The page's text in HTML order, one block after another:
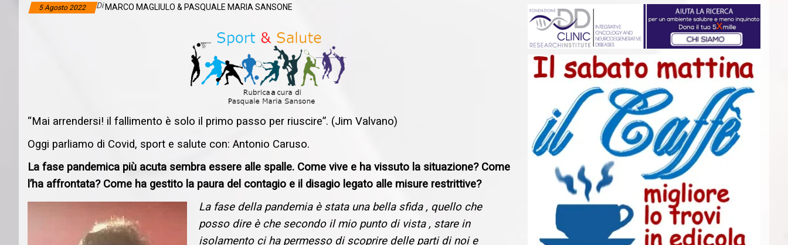
5 Agosto 2022 Di MARCO MAGLIULO & PASQUALE MARIA SANSONE
“Mai arrendersi! il fallimento è solo il primo passo per riuscire”. (Jim Valvano)
Oggi parliamo di Covid, sport e salute con: Antonio Caruso.
La fase pandemica più acuta sembra essere alle spalle. Come vive e ha vissuto la situazione? Come
l’ha affrontata? Come ha gestito la paura del contagio e il disagio legato alle misure restrittive?
La fase della pandemia è stata una bella sfida , quello che
posso dire è che secondo il mio punto di vista , stare in
isolamento ci ha permesso di scoprire delle parti di noi e